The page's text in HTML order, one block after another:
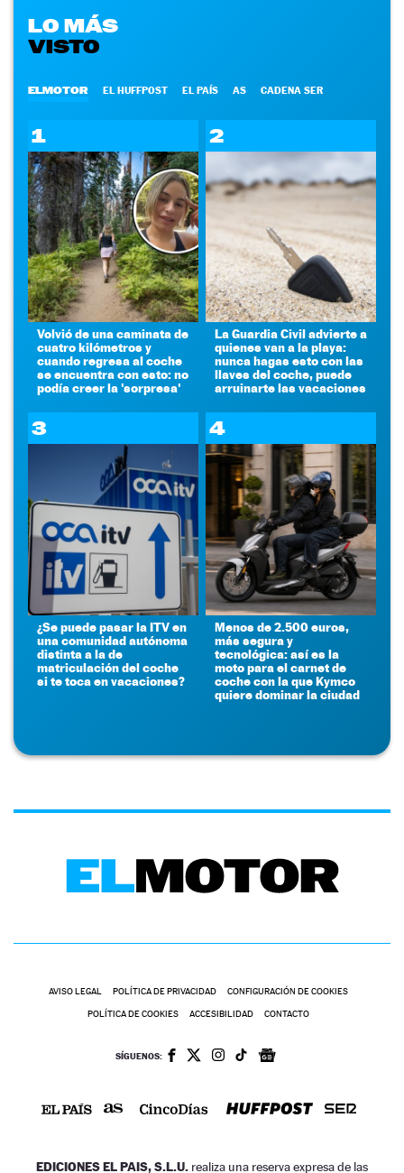
LO MÁS
VISTO
ELMOTOR EL HUFFPOST EL PAÍS AS CADENA SER
1
Volvió de una caminata de
cuatro kilómetros y
cuando regresa al coche
se encuentra con esto: no
podía creer la 'sorpresa'
2
La Guardia Civil advierte a
quienes van a la playa:
nunca hagas esto con las
llaves del coche, puede
arruinarte las vacaciones
3
¿Se puede pasar la ITV en
una comunidad autónoma
distinta a la de
matriculación del coche
si te toca en vacaciones?
4
Menos de 2.500 euros,
más segura y
tecnológica: así es la
moto para el carnet de
coche con la que Kymco
quiere dominar la ciudad
AVISO LEGAL POLÍTICA DE PRIVACIDAD CONFIGURACIÓN DE COOKIES
POLÍTICA DE COOKIES ACCESIBILIDAD CONTACTO
SÍGUENOS:
EDICIONES EL PAIS, S.L.U. realiza una reserva expresa de las